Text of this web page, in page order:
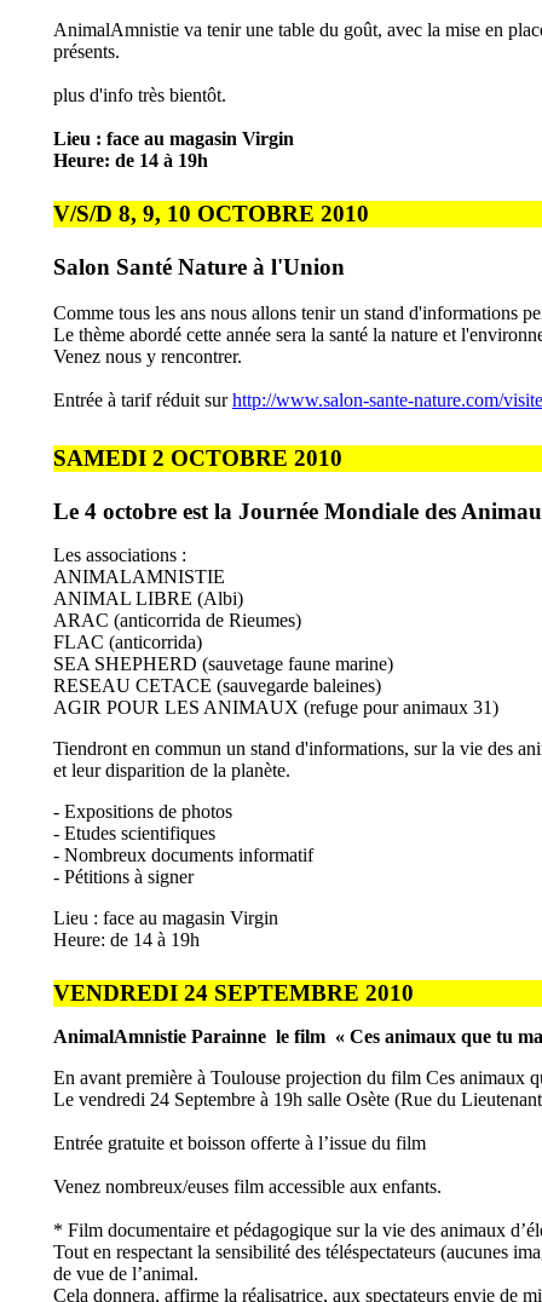
AnimalAmnistie va tenir une table du goût, avec la mise en
présents.
plus d'info très bientôt.
Lieu : face au magasin Virgin
Heure: de 14 à 19h
V/S/D 8, 9, 10 OCTOBRE 2010
Salon Santé Nature à l'Union
Comme tous les ans nous allons tenir un stand d'informations
Le thème abordé cette année sera la santé la nature et
Venez nous y rencontrer.
Entrée à tarif réduit surhttp://www.salon-sante-nature.com/
SAMEDI 2 OCTOBRE 2010
Le 4 octobre est la Journée Mondiale des
Les associations :
ANIMALAMNISTIE
ANIMAL LIBRE (Albi)
ARAC (anticorrida de Rieumes)
FLAC (anticorrida)
SEA SHEPHERD (sauvetage faune marine)
RESEAU CETACE (sauvegarde baleines)
AGIR POUR LES ANIMAUX (refuge pour animaux 31)
Tiendront en commun un stand d'informations, sur la vie des
et leur disparition de la planète.
- Expositions de photos
- Etudes scientifiques
- Nombreux documents informatif
- Pétitions à signer
Lieu : face au magasin Virgin
Heure: de 14 à 19h
VENDREDI 24 SEPTEMBRE 2010
AnimalAmnistie Parainne le film « Ces animaux que tu
En avant première à Toulouse projection du film Ces animaux
Le vendredi 24 Septembre à 19h salle Osète (Rue du
Entrée gratuite et boisson offerte à l’issue du film
Venez nombreux/euses film accessible aux enfants.
* Film documentaire et pédagogique sur la vie des animaux
Tout en respectant la sensibilité des téléspectateurs (aucunes
de vue de l’animal.
Cela donnera, affirme la réalisatrice, aux spectateurs envie de